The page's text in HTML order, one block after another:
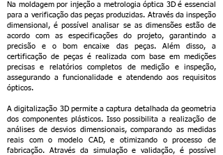
Na moldagem por injeção a metrologia óptica 3D é essencial
para a verificação das peças produzidas. Através da inspeção
dimensional, é possível analisar se as dimensões estão de
acordo com as especificações do projeto, garantindo a
precisão e o bom encaixe das peças. Além disso, a
certificação de peças é realizada com base em medições
precisas e relatórios completos de medição e inspeção,
assegurando a funcionalidade e atendendo aos requisitos
ópticos.
A digitalização 3D permite a captura detalhada da geometria
dos componentes plásticos. Isso possibilita a realização de
análises de desvios dimensionais, comparando as medidas
reais com o modelo CAD, e otimizando o processo de
fabricação. Através da simulação e validação, é possível